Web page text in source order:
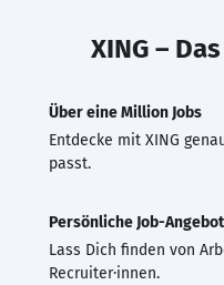
XING –
Über eine Million Jobs
Entdecke mit XING
passt.
Persönliche Job-
Lass Dich finden von
Recruiter·innen.